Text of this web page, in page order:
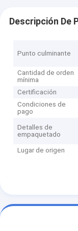
Descripción De
Punto culminante
Cantidad de orden
mínima
Certificación
Condiciones de
pago
Detalles de
empaquetado
Lugar de origen